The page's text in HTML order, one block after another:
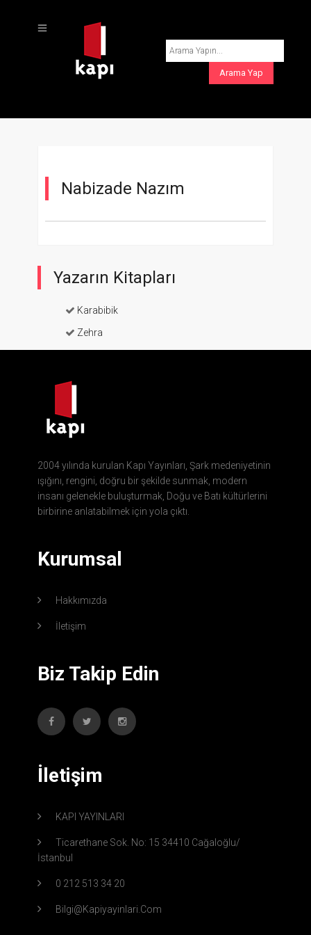
Nabizade Nazım
Yazarın Kitapları
Karabibik
Zehra
2004 yılında kurulan Kapı Yayınları, Şark medeniyetinin
ışığını, rengini, doğru bir şekilde sunmak, modern
insanı gelenekle buluşturmak, Doğu ve Batı kültürlerini
birbirine anlatabilmek için yola çıktı.
Kurumsal
Hakkımızda
İletişim
Biz Takip Edin
İletişim
KAPI YAYINLARI
Ticarethane Sok. No: 15 34410 Cağaloğlu/
İstanbul
0 212 513 34 20
Bilgi@kapiyayinlari.com